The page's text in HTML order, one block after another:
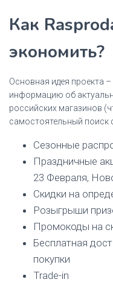
Как
экономить?
Основная идея проекта
информацию об
российских магазинов
самостоятельный поиск
Сезонные
Праздничные
23 Февраля,
Скидки на
Розыгрыши
Промокоды на
Бесплатная
покупки
Trade-in